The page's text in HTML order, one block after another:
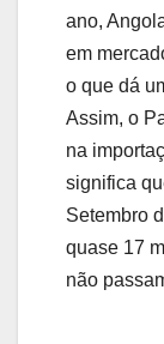
ano,
em
o que dá
Assim, o
na
significa
Setembro
quase 17
não